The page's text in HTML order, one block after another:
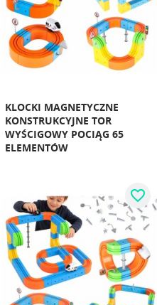
KLOCKI MAGNETYCZNE
KONSTRUKCYJNE TOR
WYŚCIGOWY POCIĄG 65
ELEMENTÓW
favorite_border